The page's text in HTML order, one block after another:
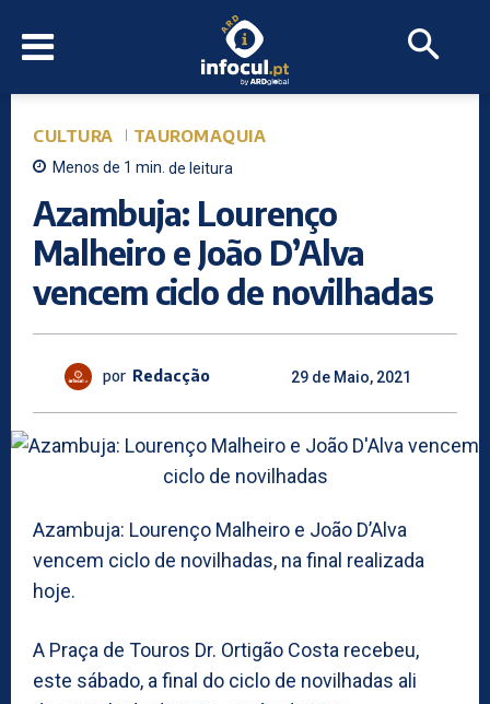
CULTURA TAUROMAQUIA
Menos de 1 min. de leitura
Azambuja: Lourenço
Malheiro e João D’Alva
vencem ciclo de novilhadas
por Redacção 29 de Maio, 2021
Azambuja: Lourenço Malheiro e João D’Alva
vencem ciclo de novilhadas, na final realizada
hoje.
A Praça de Touros Dr. Ortigão Costa recebeu,
este sábado, a final do ciclo de novilhadas ali